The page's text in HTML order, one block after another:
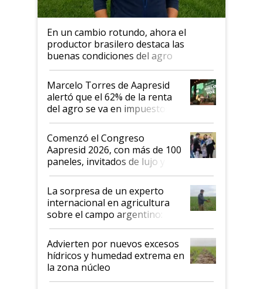
En un cambio rotundo, ahora el
productor brasilero destaca las
buenas condiciones del agro
argentino para invertir: "Los veo
más motivados"
Marcelo Torres de Aapresid
alertó que el 62% de la renta
del agro se va en impuestos:
"No es bueno que en
Argentina se sigan discutiendo
las mismas cosas de hace 50
años"
Comenzó el Congreso
Aapresid 2026, con más de 100
paneles, invitados de lujo y
todas las tendencias
La sorpresa de un experto
internacional en agricultura
sobre el campo argentino:
"Estoy muy impresionado"
Advierten por nuevos excesos
hídricos y humedad extrema en
la zona núcleo